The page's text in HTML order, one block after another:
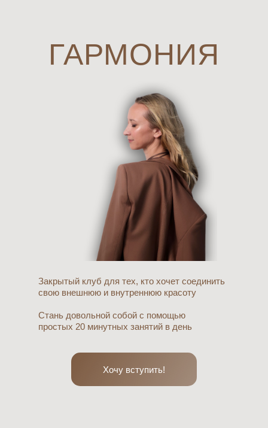
ГАРМОНИЯ
Закрытый клуб для тех, кто хочет соединить
свою внешнюю и внутреннюю красоту
Стань довольной собой с помощью
простых 20 минутных занятий в день
Хочу вступить!